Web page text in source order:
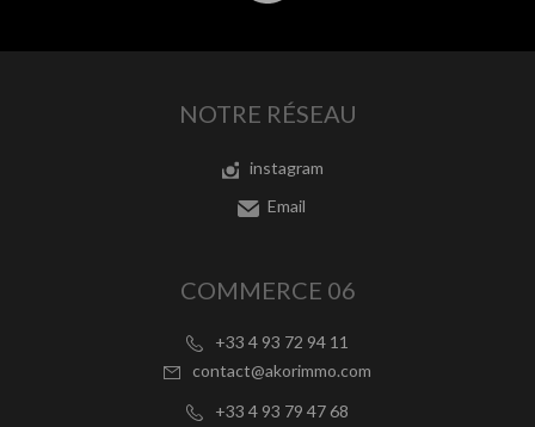
NOTRE RÉSEAU
instagram
Email
COMMERCE 06
+33 4 93 72 94 11
contact@akorimmo.com
+33 4 93 79 47 68